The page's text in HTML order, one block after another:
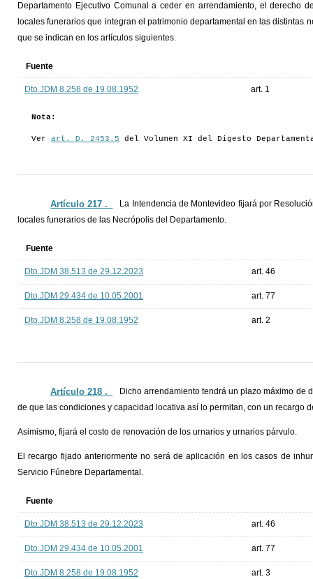
Departamento Ejecutivo Comunal a ceder en arrendamiento, el derecho
locales funerarios que integran el patrimonio departamental en las distintas
que se indican en los artículos siguientes.
Fuente
Dto.JDM 8.258 de 19.08.1952 art. 1
Nota:
Ver art. D. 2453.5 del Volumen XI del Digesto
Artículo 217 ._
La Intendencia de Montevideo fijará por
locales funerarios de las Necrópolis del Departamento.
Fuente
Dto.JDM 38.513 de 29.12.2023 art. 46
Dto.JDM 29.434 de 10.05.2001 art. 77
Dto.JDM 8.258 de 19.08.1952 art. 2
Artículo 218 ._
Dicho arrendamiento tendrá un plazo máximo de
de que las condiciones y capacidad locativa así lo permitan, con un recargo
Asimismo, fijará el costo de renovación de los urnarios y urnarios párvulo.
El recargo fijado anteriormente no será de aplicación en los casos de
Servicio Fúnebre Departamental.
Fuente
Dto.JDM 38.513 de 29.12.2023 art. 46
Dto.JDM 29.434 de 10.05.2001 art. 77
Dto.JDM 8.258 de 19.08.1952 art. 3